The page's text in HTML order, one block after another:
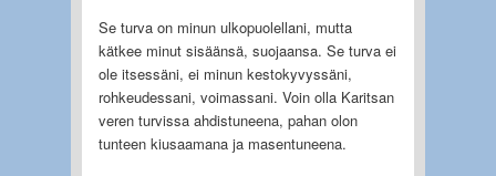
Se turva on minun ulkopuolellani, mutta
kätkee minut sisäänsä, suojaansa. Se turva ei
ole itsessäni, ei minun kestokyvyssäni,
rohkeudessani, voimassani. Voin olla Karitsan
veren turvissa ahdistuneena, pahan olon
tunteen kiusaamana ja masentuneena.